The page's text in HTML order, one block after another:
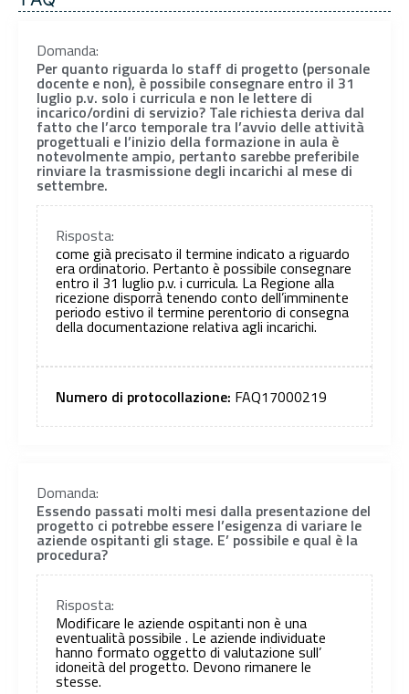
Domanda:
Per quanto riguarda lo staff di progetto (personale
docente e non), è possibile consegnare entro il 31
luglio p.v. solo i curricula e non le lettere di
incarico/ordini di servizio? Tale richiesta deriva dal
fatto che l’arco temporale tra l’avvio delle attività
progettuali e l’inizio della formazione in aula è
notevolmente ampio, pertanto sarebbe preferibile
rinviare la trasmissione degli incarichi al mese di
settembre.
Risposta:
come già precisato il termine indicato a riguardo
era ordinatorio. Pertanto è possibile consegnare
entro il 31 luglio p.v. i curricula. La Regione alla
ricezione disporrà tenendo conto dell’imminente
periodo estivo il termine perentorio di consegna
della documentazione relativa agli incarichi.
Numero di protocollazione: FAQ17000219
Domanda:
Essendo passati molti mesi dalla presentazione del
progetto ci potrebbe essere l’esigenza di variare le
aziende ospitanti gli stage. E’ possibile e qual è la
procedura?
Risposta:
Modificare le aziende ospitanti non è una
eventualità possibile . Le aziende individuate
hanno formato oggetto di valutazione sull’
idoneità del progetto. Devono rimanere le
stesse.